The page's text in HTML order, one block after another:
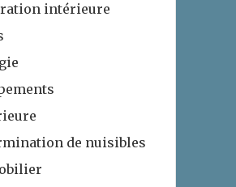
intérieure
de nuisibles